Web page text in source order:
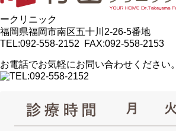
ークリニック
福岡県福岡市南区五十川2-26-5番地
TEL:092-558-2152 FAX:092-558-2153
お電話でお気軽にお問い合わせください。